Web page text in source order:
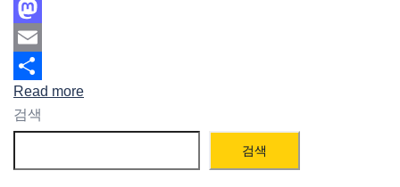
Facebook
Mastodon
Email
Share
Read more
검색
검색